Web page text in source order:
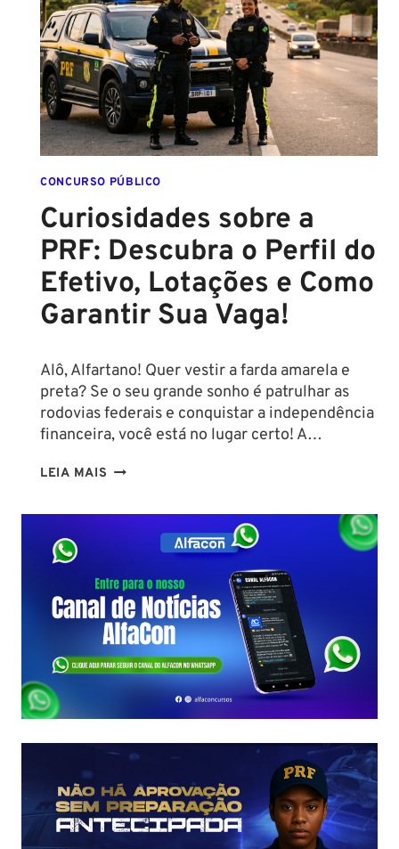
CRÍTICO
EM
2026:
ENTENDA
O
IMPACTO
E
VEJA
OPORTUNIDADES
CONCURSO
CONCURSO PÚBLICO
Curiosidades sobre a
PRF: Descubra o Perfil do
Efetivo, Lotações e Como
Garantir Sua Vaga!
Alô, Alfartano! Quer vestir a farda amarela e
preta? Se o seu grande sonho é patrulhar as
rodovias federais e conquistar a independência
financeira, você está no lugar certo! A…
LEIA MAIS CURIOSIDADES
A
DESCUBRA
O
PERFIL
DO
EFETIVO,
LOTAÇÕES
SUA